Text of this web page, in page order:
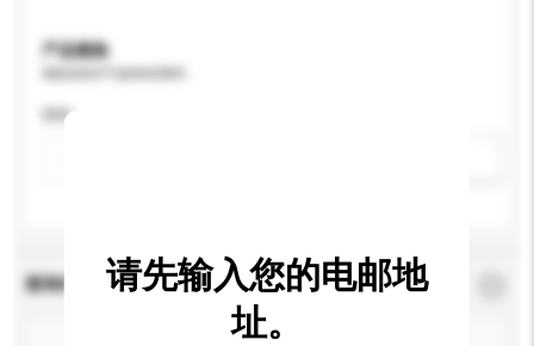
产品规格
特性
查询内容 *必须填写
请先输入您的电邮地
址。